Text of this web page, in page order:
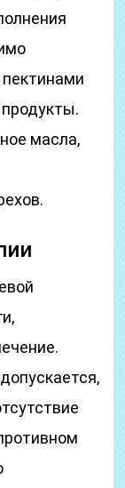
масла,